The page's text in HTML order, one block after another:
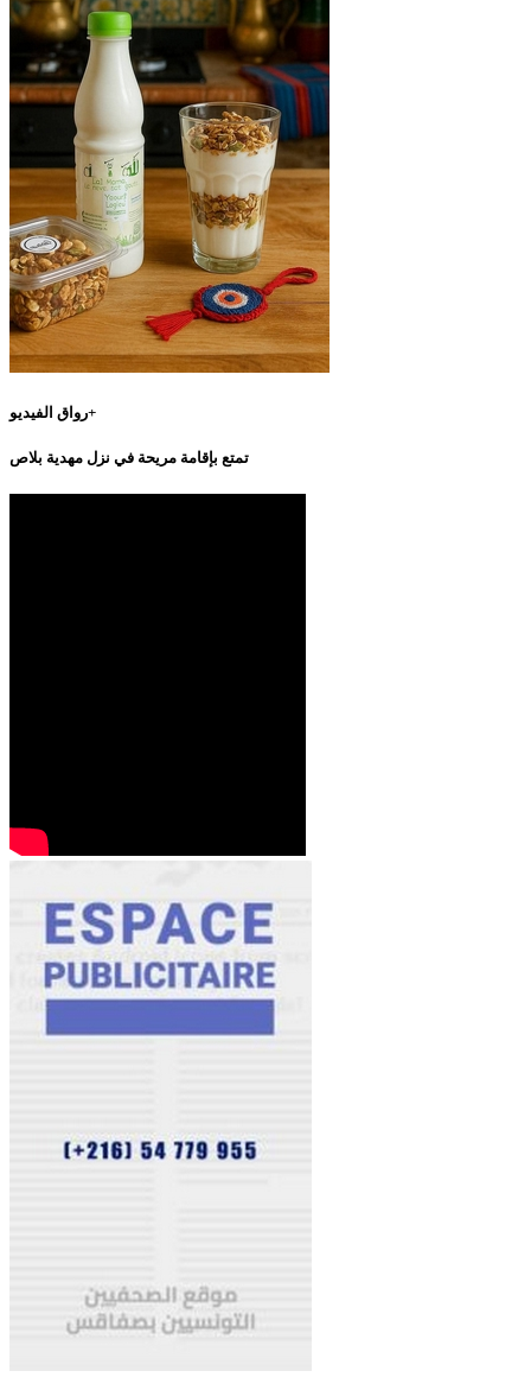
رواق الفيديو+
تمتع بإقامة مريحة في نزل مهدية بلاص